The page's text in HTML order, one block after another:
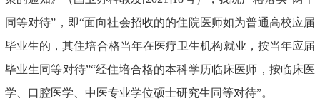
同等对待”，即“面向社会招收的的住院医师如为普通高校应届
毕业生的，其住培合格当年在医疗卫生机构就业，按当年应届
毕业生同等对待”“经住培合格的本科学历临床医师，按临床医
学、口腔医学、中医专业学位硕士研究生同等对待”。